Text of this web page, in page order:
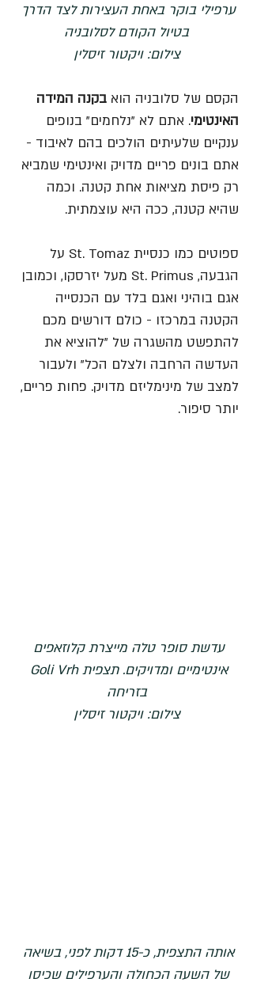
ערפילי בוקר באחת העצירות לצד הדרך
בטיול הקודם לסלובניה
צילום: ויקטור זיסלין
הקסם של סלובניה הוא בקנה המידה
האינטימי. אתם לא "נלחמים" בנופים
ענקיים שלעיתים הולכים בהם לאיבוד -
אתם בונים פריים מדויק ואינטימי שמביא
רק פיסת מציאות אחת קטנה. וכמה
שהיא קטנה, ככה היא עוצמתית.
ספוטים כמו כנסיית St. Tomaz על
הגבעה, St. Primus מעל יזרסקו, וכמובן
אגם בוהיני ואגם בלד עם הכנסייה
הקטנה במרכזו - כולם דורשים מכם
להתפשט מהשגרה של "להוציא את
העדשה הרחבה ולצלם הכל" ולעבור
למצב של מינימליזם מדויק. פחות פריים,
יותר סיפור.
עדשת סופר טלה מייצרת קלוזאפים
בזריחה
צילום: ויקטור זיסלין
אותה התצפית, כ-15 דקות לפני, בשיאה
של השעה הכחולה והערפילים שכיסו